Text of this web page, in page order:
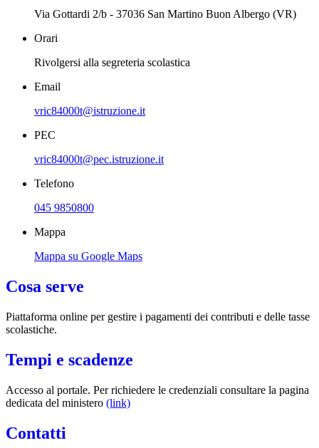
Via Gottardi 2/b - 37036 San Martino Buon Albergo (VR)
Orari
Rivolgersi alla segreteria scolastica
Email
vric84000t@istruzione.it
PEC
vric84000t@pec.istruzione.it
Telefono
045 9850800
Mappa
Mappa su Google Maps
Cosa serve
Piattaforma online per gestire i pagamenti dei contributi e delle tasse
scolastiche.
Tempi e scadenze
Accesso al portale. Per richiedere le credenziali consultare la pagina
dedicata del ministero (link)
Contatti